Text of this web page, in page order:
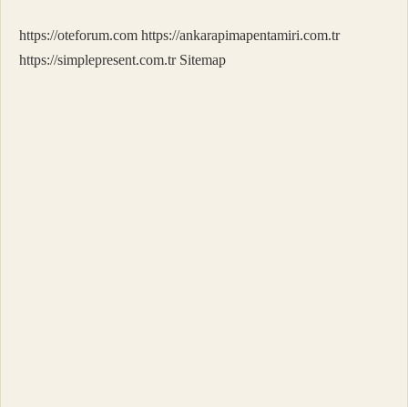
https://oteforum.com https://ankarapimapentamiri.com.tr
https://simplepresent.com.tr Sitemap